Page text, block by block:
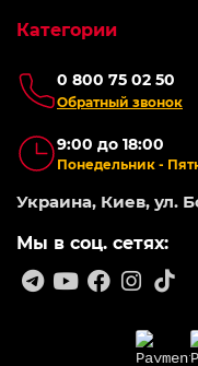
0 800 75 02 50
Обратный звонок
9:00 до 18:00
Понедельник -
Украина, Киев, ул.
Мы в соц. сетях:
Категории